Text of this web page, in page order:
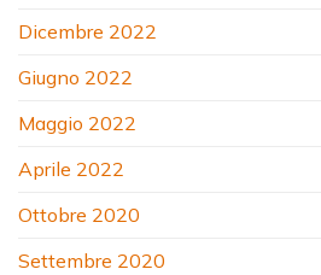
Dicembre 2022
Giugno 2022
Maggio 2022
Aprile 2022
Ottobre 2020
Settembre 2020